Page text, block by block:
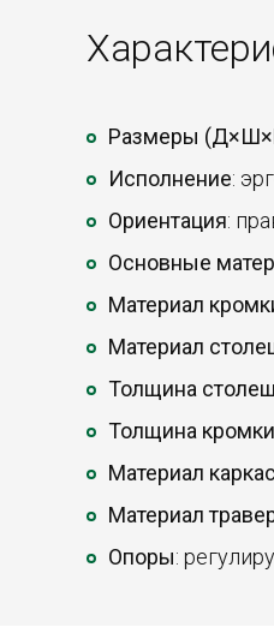
Размеры
Исполнение:
Ориентация:
Основные
Материал
Материал
Толщина
Толщина
Материал
Материал
Опоры: